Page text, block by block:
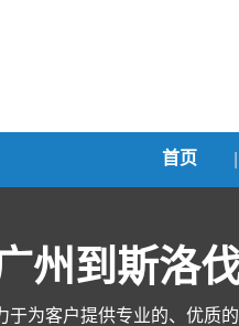
首页
州到斯洛
于为客户提供专业的、优质